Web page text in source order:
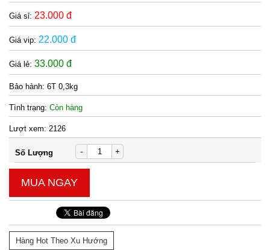
Giá sỉ: 23.000 đ
Giá vip: 22.000 đ
Giá lẻ: 33.000 đ
Bảo hành: 6T 0,3kg
Tình trạng: Còn hàng
Lượt xem: 2126
Số Lượng - +
MUA NGAY
Hàng Hot Theo Xu Hướng
Bảo
Test
Súng